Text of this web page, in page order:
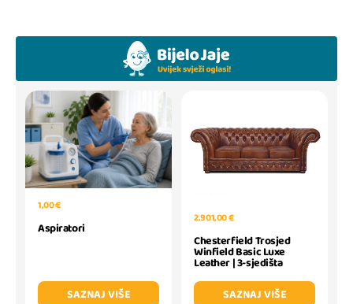
1,00 €
Aspiratori
SAZNAJ VIŠE
2.901,00 €
Chesterfield Trosjed
Winfield Basic Luxe
Leather | 3-sjedišta
SAZNAJ VIŠE